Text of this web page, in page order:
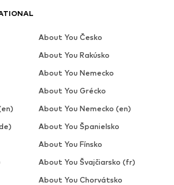
About You Česko
About You Rakúsko
About You Nemecko
About You Grécko
About You Nemecko (en)
About You Španielsko
About You Fínsko
About You Švajčiarsko (fr)
About You Chorvátsko